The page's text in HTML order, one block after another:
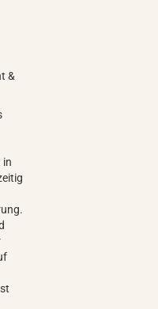
&
in